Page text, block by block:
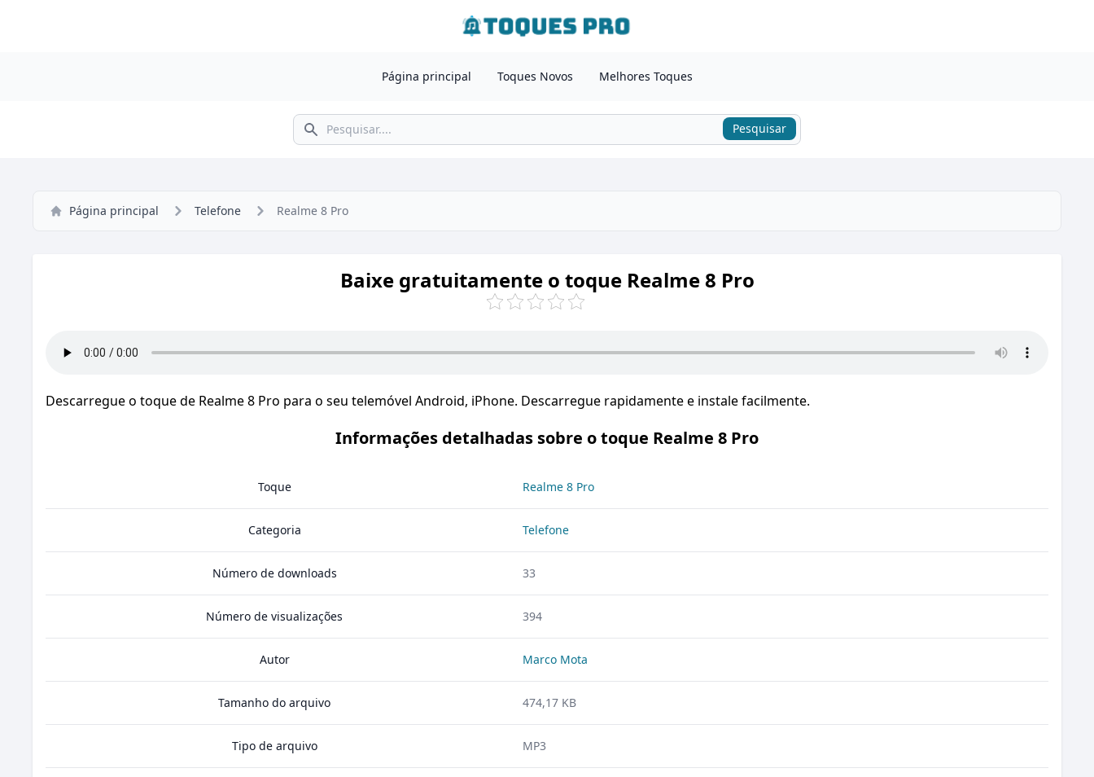
Página principal Toques Novos Melhores Toques
Pesquisar Pesquisar
Página principal Telefone Realme 8 Pro
Baixe gratuitamente o toque Realme 8 Pro
Descarregue o toque de Realme 8 Pro para o seu telemóvel Android, iPhone. Descarregue rapidamente e instale facilmente.
Informações detalhadas sobre o toque Realme 8 Pro
Toque Realme 8 Pro
Categoria Telefone
Número de downloads 33
Número de visualizações 394
Autor Marco Mota
Tamanho do arquivo 474,17 KB
Tipo de arquivo MP3